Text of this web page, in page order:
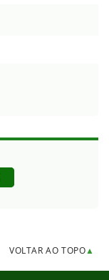
VOLTAR AO TOPO▲